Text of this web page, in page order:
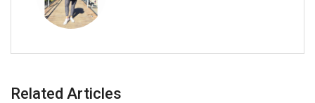
Related Articles